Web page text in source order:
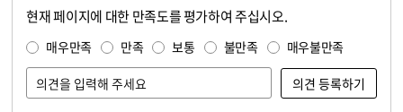
현재 페이지에 대한 만족도를 평가하여 주십시오.
매우만족 만족 보통 불만족 매우불만족